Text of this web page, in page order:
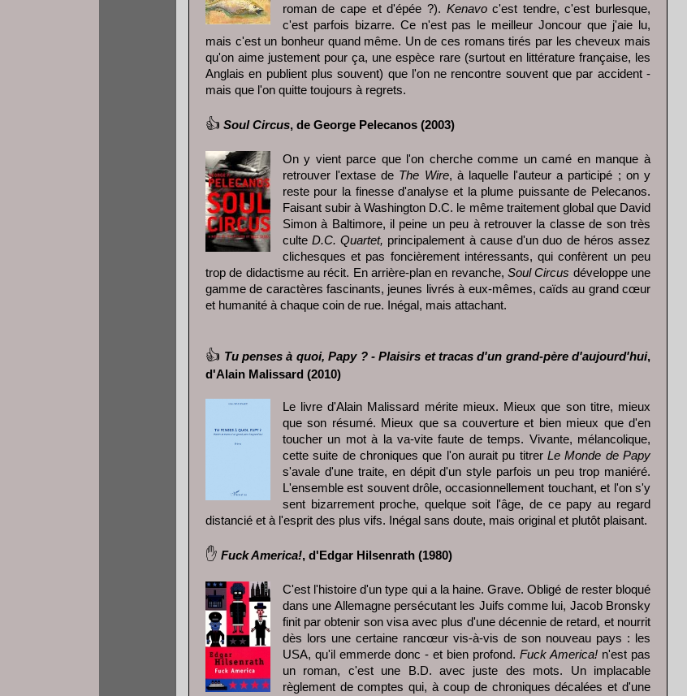
roman de cape et d'épée ?). Kenavoc'est tendre, c'est burlesque,
c'est parfois bizarre. Ce n'est pas le meilleur Joncour que j'aie lu,
mais c'est un bonheur quand même. Un de ces romans tirés par les cheveux mais
qu'on aime justement pour ça, une espèce rare (surtout en littérature française, les
Anglais en publient plus souvent) que l'on ne rencontre souvent que par accident -
mais que l'on quitte toujours à regrets.
👍 Soul Circus, de George Pelecanos (2003)
On y vient parce que l'on cherche comme un camé en manque à
retrouver l'extase de The Wire, à laquelle l'auteur a participé ; on y
reste pour la finesse d'analyse et la plume puissante de Pelecanos.
Faisant subir à Washington D.C. le même traitement global que David
Simon à Baltimore, il peine un peu à retrouver la classe de son très
culteD.C. Quartet, principalement à cause d'un duo de héros assez
clichesques et pas foncièrement intéressants, qui confèrent un peu
trop de didactisme au récit. En arrière-plan en revanche, Soul Circus développe une
gamme de caractères fascinants, jeunes livrés à eux-mêmes, caïds au grand cœur
et humanité à chaque coin de rue. Inégal, mais attachant.
👍 Tu penses à quoi, Papy ? - Plaisirs et tracas d'un grand-père d'aujourd'hui,
d'Alain Malissard (2010)
Le livre d'Alain Malissard mérite mieux. Mieux que son titre, mieux
que son résumé. Mieux que sa couverture et bien mieux que d'en
toucher un mot à la va-vite faute de temps. Vivante, mélancolique,
cette suite de chroniques que l'on aurait pu titrer Le Monde de Papy
s'avale d'une traite, en dépit d'un style parfois un peu trop maniéré.
L'ensemble est souvent drôle, occasionnellement touchant, et l'on s'y
sent bizarrement proche, quelque soit l'âge, de ce papy au regard
distancié et à l'esprit des plus vifs. Inégal sans doute, mais original et plutôt plaisant.
✋ Fuck America!, d'Edgar Hilsenrath (1980)
C'est l'histoire d'un type qui a la haine. Grave. Obligé de rester bloqué
dans une Allemagne persécutant les Juifs comme lui, Jacob Bronsky
finit par obtenir son visa avec plus d'une décennie de retard, et nourrit
dès lors une certaine rancœur vis-à-vis de son nouveau pays : les
USA, qu'il emmerde donc - et bien profond. Fuck America!n'est pas
un roman, c'est une B.D. avec juste des mots. Un implacable
règlement de comptes qui, à coup de chroniques décalées et d'une